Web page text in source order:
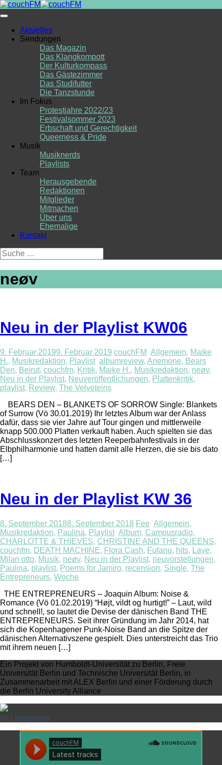
Skip
to
Aktuelles
Sendungen
Das Magazin
Das Klangkompott
Der Kulturkompass
Das Gästezimmer
Das Studifutter
Die Tanzstunde
Im Fokus
Protestjahre 2022/23
Festivalsommer 2023
Erbschaft und Gerechtigkeit
Queerness & Pride
Musik
Musiknerds
Playlists
Team
Herausgebende
Redaktionen
Mitglieder
Mitmachen
Über uns
Ehemalige
Kontakt
Suche
nach:
neøv
Neu in der Playlist KW06
9. Februar 20199. Februar 2019 couchFM Allgemein, Maike
H., Musikredaktion, Playlist albumreview, Anemone, Bears
Den, Beirut, couchfm, Kritik, Maike H., Musikredaktion, neøv,
Neu in der Playlist, Neuveröffentlichungen, Plattenkritik,
playlist, Review, The Velveteins
BEARS DEN – BLANKETS OF SORROW Single: Blankets
of Surrow (Vö 30.01.2019) Ihr letztes Album war der Anlass
dafür, dass sie vier Jahre auf Tour gingen und mittlerweile
knapp 500.000 Platten verkauft haben. Auch spielten sie das
Abschlusskonzert des letzten Reeperbahnfestivals in der
Elbphilharmonie und hatten damit alle Herzen, die sie bis dato
[…]
Neu in der Playlist KW 36
8. September 20188. September 2018 Fee Allgemein,
Musikredaktion, Paulina, Playlist Album, Campusradio,
CHARLOTTE & THIEVES, CHRISTINE AND THE QUEENS,
couchfm, DEATH MACHINE, Flora Cash, Fufanu, hits, Laye,
Milan otto, Musik, neøv, Neu in der Playlist, neuvorstellungen,
Paulina, playlist, Poems for Jamiro, recension, Single, The
Entrepreneurs, Woche
THE ENTREPRENEURS – Joaquin Album: Noise &
Romance (Vö 01.02.2019) “Højt, vildt og hurtigt!” – Laut, wild
und schnell!, so lautet die Devise der dänischen Band THE
ENTREPRENEURS. Seit ihrer Gründung im Jahr 2014, hat
sich die Kopenhagener Punk-Noise Band an die Spitze der
dänischen Alternativszene gespielt. Dies unterstreicht das Trio
mit ihrem neuen […]
Ein Projekt von Humboldt-Universität zu Berlin, Freie
Universität Berlin und Technische Universität Berlin, in
Zusammenarbeit mit ALEX Berlin und einer Förderung durch
die Berlin University Alliance
im Livestream